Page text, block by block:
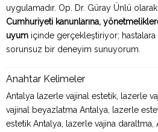
uygulamadır. Op. Dr. Güray Ünlü
Cumhuriyeti kanunlarına,
uyum içinde gerçekleştiriyor; hastalara
sorunsuz bir deneyim sunuyorum.
Anahtar Kelimeler
Antalya lazerle vajinal estetik, lazerle
vajinal beyazlatma Antalya, lazerle
estetik Antalya, lazerle vajina daraltma,